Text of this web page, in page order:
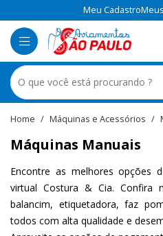
Meu Cadastro
Máquinas e Acessórios
Máquinas Manuais
Encontre as melhores opções
virtual Costura & Cia. Confira
balancim, etiquetadora, faz
todos com alta qualidade e